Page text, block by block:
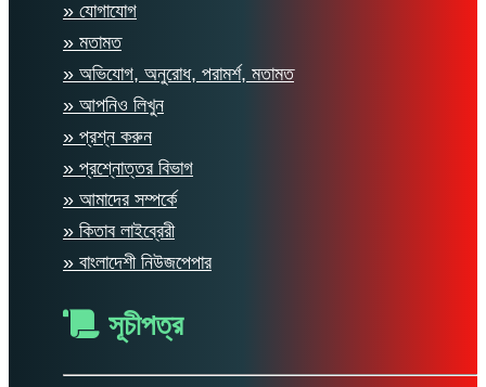
» যোগাযোগ
» মতামত
» অভিযোগ, অনুরোধ, পরামর্শ, মতামত
» আপনিও লিখুন
» প্রশ্ন করুন
» প্রশ্নোত্তর বিভাগ
» আমাদের সম্পর্কে
» কিতাব লাইব্রেরী
» বাংলাদেশী নিউজপেপার
সূচীপত্র